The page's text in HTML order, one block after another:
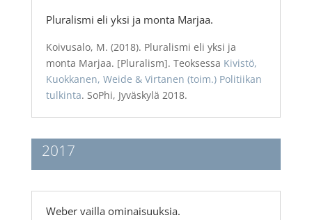
Pluralismi eli yksi ja monta Marjaa.
Koivusalo, M. (2018). Pluralismi eli yksi ja
monta Marjaa. [Pluralism]. Teoksessa Kivistö,
Kuokkanen, Weide & Virtanen (toim.) Politiikan
tulkinta. SoPhi, Jyväskylä 2018.
2017
Weber vailla ominaisuuksia.